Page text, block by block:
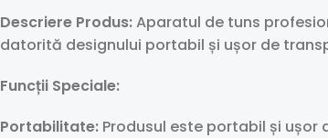
Descriere Produs:Aparatul de tuns
datorită designului portabil și ușor de
Funcții Speciale:
Portabilitate: Produsul este portabil și